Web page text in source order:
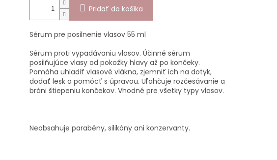
Pridať do košíka
Sérum pre posilnenie vlasov 55 ml
Sérum proti vypadávaniu vlasov. Účinné sérum
posilňujúce vlasy od pokožky hlavy až po končeky.
Pomáha uhladiť vlasové vlákna, zjemniť ich na dotyk,
dodať lesk a pomôcť s úpravou. Uľahčuje rozčesávanie a
bráni štiepeniu končekov. Vhodné pre všetky typy vlasov.
Neobsahuje parabény, silikóny ani konzervanty.